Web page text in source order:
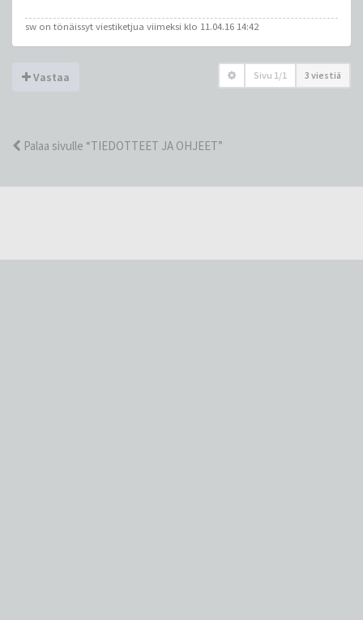
sw on tönäissyt viestiketjua viimeksi klo 11.04.16 14:42
Vastaa Sivu 1 /1 3 viestiä
Palaa sivulle “TIEDOTTEET JA OHJEET”